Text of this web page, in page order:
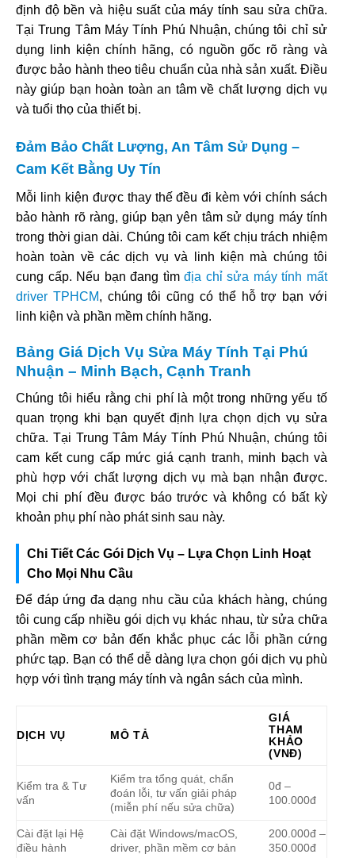
định độ bền và hiệu suất của máy tính sau sửa chữa.
Tại Trung Tâm Máy Tính Phú Nhuận, chúng tôi chỉ sử
dụng linh kiện chính hãng, có nguồn gốc rõ ràng và
được bảo hành theo tiêu chuẩn của nhà sản xuất. Điều
này giúp bạn hoàn toàn an tâm về chất lượng dịch vụ
và tuổi thọ của thiết bị.
Đảm Bảo Chất Lượng, An Tâm Sử Dụng –
Cam Kết Bằng Uy Tín
Mỗi linh kiện được thay thế đều đi kèm với chính sách
bảo hành rõ ràng, giúp bạn yên tâm sử dụng máy tính
trong thời gian dài. Chúng tôi cam kết chịu trách nhiệm
hoàn toàn về các dịch vụ và linh kiện mà chúng tôi
cung cấp. Nếu bạn đang tìmđịa chỉ sửa máy tính mất
driver TPHCM, chúng tôi cũng có thể hỗ trợ bạn với
linh kiện và phần mềm chính hãng.
Bảng Giá Dịch Vụ Sửa Máy Tính Tại Phú
Nhuận – Minh Bạch, Cạnh Tranh
Chúng tôi hiểu rằng chi phí là một trong những yếu tố
quan trọng khi bạn quyết định lựa chọn dịch vụ sửa
chữa. Tại Trung Tâm Máy Tính Phú Nhuận, chúng tôi
cam kết cung cấp mức giá cạnh tranh, minh bạch và
phù hợp với chất lượng dịch vụ mà bạn nhận được.
Mọi chi phí đều được báo trước và không có bất kỳ
khoản phụ phí nào phát sinh sau này.
Chi Tiết Các Gói Dịch Vụ – Lựa Chọn Linh Hoạt
Cho Mọi Nhu Cầu
Để đáp ứng đa dạng nhu cầu của khách hàng, chúng
tôi cung cấp nhiều gói dịch vụ khác nhau, từ sửa chữa
phần mềm cơ bản đến khắc phục các lỗi phần cứng
phức tạp. Bạn có thể dễ dàng lựa chọn gói dịch vụ phù
hợp với tình trạng máy tính và ngân sách của mình.
DỊCH VỤ MÔ TẢ
GIÁ
THAM
KHẢO
(VNĐ)
Kiểm tra & Tư
vấn
Kiểm tra tổng quát, chẩn
đoán lỗi, tư vấn giải pháp
(miễn phí nếu sửa chữa)
0đ –
100.000đ
Cài đặt lại Hệ
điều hành
Cài đặt Windows/macOS,
driver, phần mềm cơ bản
200.000đ –
350.000đ